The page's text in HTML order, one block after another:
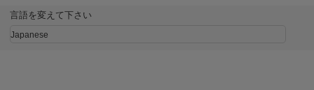
言語を変えて下さい
Japanese